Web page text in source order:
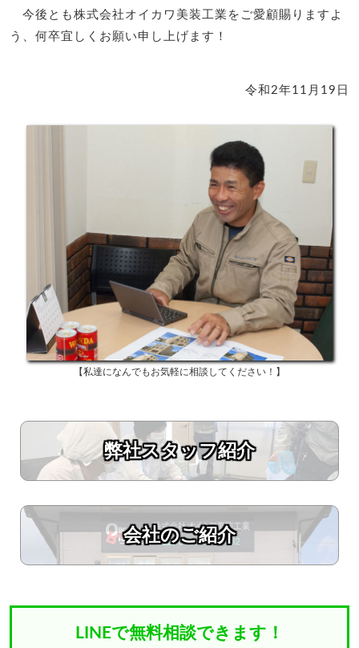
今後とも株式会社オイカワ美装工業をご愛顧賜りますよ
う、何卒宜しくお願い申し上げます！
令和2年11月19日
私達になんでもお気軽に相談してください！
弊社スタッフ紹介
会社のご紹介
LINEで無料相談できます！